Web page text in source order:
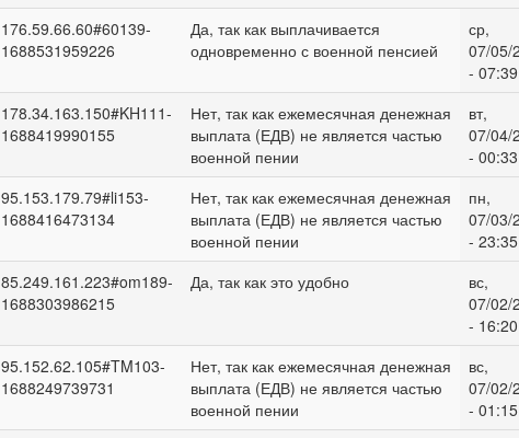
176.59.66.60#60139-
1688531959226
Да, так как выплачивается
одновременно с военной пенсией
ср,
07/05/
- 07:39
178.34.163.150#KH111-
1688419990155
Нет, так как ежемесячная денежная
выплата (ЕДВ) не является частью
военной пении
вт,
07/04/
- 00:33
95.153.179.79#li153-
1688416473134
Нет, так как ежемесячная денежная
выплата (ЕДВ) не является частью
военной пении
пн,
07/03/
- 23:35
85.249.161.223#om189-
1688303986215
Да, так как это удобно
вс,
07/02/
- 16:20
95.152.62.105#TM103-
1688249739731
Нет, так как ежемесячная денежная
выплата (ЕДВ) не является частью
военной пении
вс,
07/02/
- 01:15